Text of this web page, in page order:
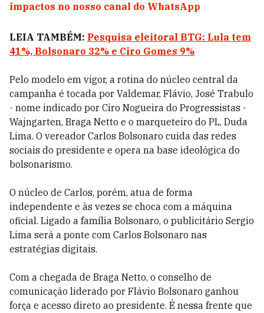
impactos no nosso canal do WhatsApp
LEIA TAMBÉM: Pesquisa eleitoral BTG: Lula tem
41%, Bolsonaro 32% e Ciro Gomes 9%
Pelo modelo em vigor, a rotina do núcleo central da
campanha é tocada por Valdemar, Flávio, José Trabulo
- nome indicado por Ciro Nogueira do Progressistas -
Wajngarten, Braga Netto e o marqueteiro do PL, Duda
Lima. O vereador Carlos Bolsonaro cuida das redes
sociais do presidente e opera na base ideológica do
bolsonarismo.
O núcleo de Carlos, porém, atua de forma
independente e às vezes se choca com a máquina
oficial. Ligado a família Bolsonaro, o publicitário Sergio
Lima será a ponte com Carlos Bolsonaro nas
estratégias digitais.
Com a chegada de Braga Netto, o conselho de
comunicação liderado por Flávio Bolsonaro ganhou
força e acesso direto ao presidente. É nessa frente que